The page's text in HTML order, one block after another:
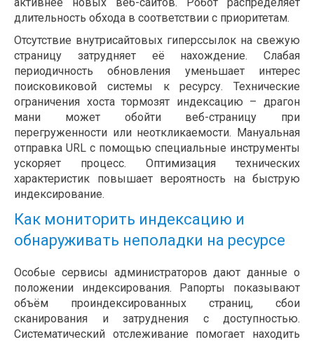
длительность обхода в соответствии с приоритетам.
Отсутствие внутрисайтовых гиперссылок на свежую
страницу затрудняет её нахождение. Слабая
периодичность обновления уменьшает интерес
поисковиковой системы к ресурсу. Технические
ограничения хоста тормозят индексацию – драгон
мани может обойти веб-страницу при
перегруженности или неоткликаемости. Мануальная
отправка URL с помощью специальные инструменты
ускоряет процесс. Оптимизация технических
характеристик повышает вероятность на быструю
индексирование.
Как мониторить индексацию и
обнаруживать неполадки на ресурсе
Особые сервисы администраторов дают данные о
положении индексирования. Рапорты показывают
объём проиндексированных страниц, сбои
сканирования и затруднения с доступностью.
Систематический отслеживание помогает находить